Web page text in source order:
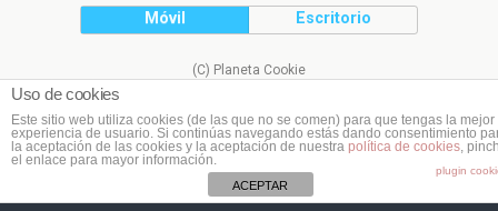
Móvil Escritorio
(C) Planeta Cookie
Uso de cookies
Este sitio web utiliza cookies (de las que no se comen) para que tengas la mejor
experiencia de usuario. Si continúas navegando estás dando consentimiento
la aceptación de las cookies y la aceptación de nuestra política de cookies,
el enlace para mayor información.
plugin
ACEPTAR